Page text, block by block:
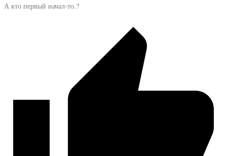
А кто первый начал-то.?